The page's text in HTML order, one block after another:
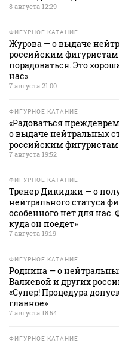
8 августа 12:29
ФИГУРНОЕ КАТАНИЕ
Журова — о выдаче
российским
порадоваться. Это
нас»
7 августа 21:00
ФИГУРНОЕ КАТАНИЕ
«Радоваться
о выдаче нейтральных
российским фигуристам
7 августа 19:52
ФИГУРНОЕ КАТАНИЕ
Тренер Дикиджи — о
нейтрального статуса
особенного нет для
куда он поедет»
7 августа 19:19
ФИГУРНОЕ КАТАНИЕ
Роднина — о
Валиевой и других
«Супер! Процедура
главное»
7 августа 18:54
ФИГУРНОЕ КАТАНИЕ